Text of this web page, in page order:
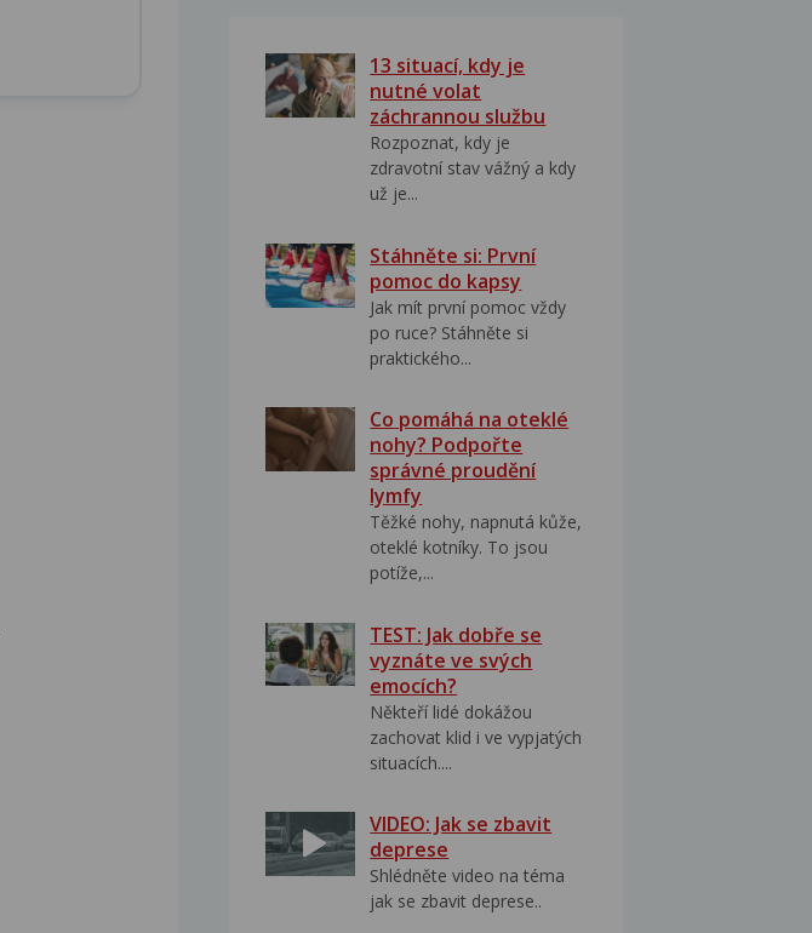
13 situací, kdy je
nutné volat
záchrannou službu
Rozpoznat, kdy je
zdravotní stav vážný a kdy
už je...
Stáhněte si: První
pomoc do kapsy
Jak mít první pomoc vždy
po ruce? Stáhněte si
praktického...
Co pomáhá na oteklé
nohy? Podpořte
správné proudění
lymfy
Těžké nohy, napnutá kůže,
oteklé kotníky. To jsou
potíže,...
TEST: Jak dobře se
vyznáte ve svých
emocích?
Někteří lidé dokážou
zachovat klid i ve vypjatých
situacích....
VIDEO: Jak se zbavit
deprese
Shlédněte video na téma
jak se zbavit deprese..